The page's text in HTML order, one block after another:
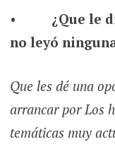
•
¿Que le
no leyó
Que les dé una
arrancar por Los
temáticas muy